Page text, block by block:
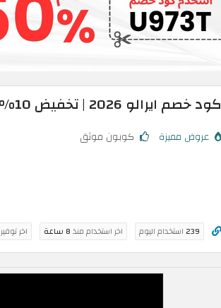
كود خصم ايرالو 2026 | تخفيض 10% للعملاء الحاليين والعائدين
عروض مميزة كوبون موثق
239استخدام اليوم اخر استخدام منذ8 ساعة اخر توفير